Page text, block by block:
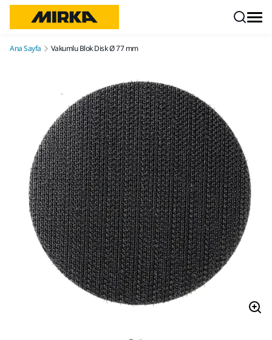
Ana Sayfa Vakumlu Blok Disk Ø 77 mm